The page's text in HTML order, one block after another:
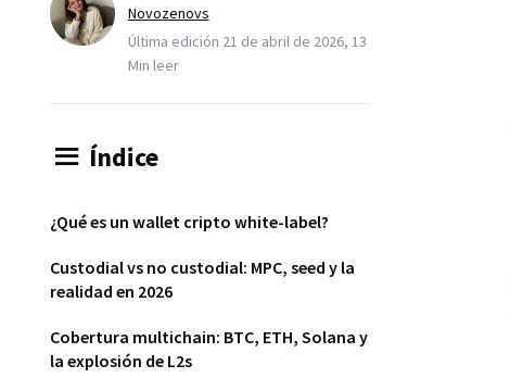
Novozenovs
Última edición 21 de abril de 2026, 13
Min leer
Índice
¿Qué es un wallet cripto white-label?
Custodial vs no custodial: MPC, seed y la
realidad en 2026
Cobertura multichain: BTC, ETH, Solana y
la explosión de L2s